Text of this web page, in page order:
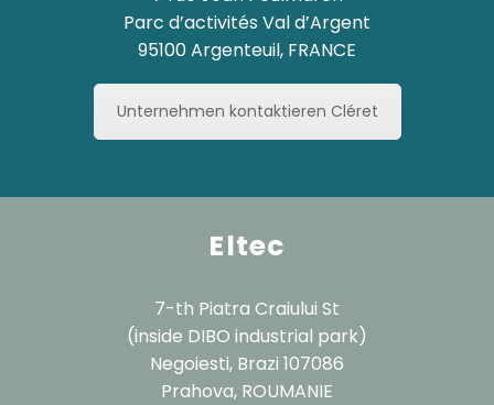
Parc d’activités Val d’Argent
95100 Argenteuil, FRANCE
Unternehmen kontaktieren Cléret
Eltec
7-th Piatra Craiului St
(inside DIBO industrial park)
Negoiesti, Brazi 107086
Prahova, ROUMANIE